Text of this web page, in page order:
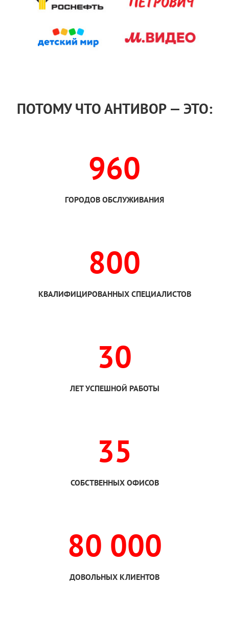
ПОТОМУ ЧТО АНТИВОР — ЭТО:
960
ГОРОДОВ ОБСЛУЖИВАНИЯ
800
КВАЛИФИЦИРОВАННЫХ СПЕЦИАЛИСТОВ
30
ЛЕТ УСПЕШНОЙ РАБОТЫ
35
СОБСТВЕННЫХ ОФИСОВ
80 000
ДОВОЛЬНЫХ КЛИЕНТОВ